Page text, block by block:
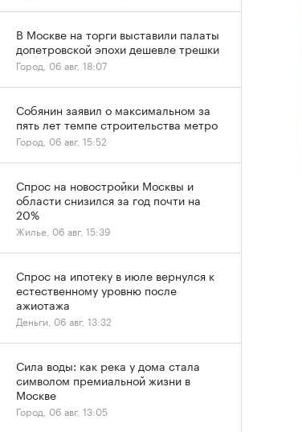
В Москве на торги выставили палаты
допетровской эпохи дешевле трешки
Город, 06 авг, 18:07
Собянин заявил о максимальном за
пять лет темпе строительства метро
Город, 06 авг, 15:52
Спрос на новостройки Москвы и
области снизился за год почти на
20%
Жилье, 06 авг, 15:39
Спрос на ипотеку в июле вернулся к
естественному уровню после
ажиотажа
Деньги, 06 авг, 13:32
Сила воды: как река у дома стала
символом премиальной жизни в
Москве
Город, 06 авг, 13:05